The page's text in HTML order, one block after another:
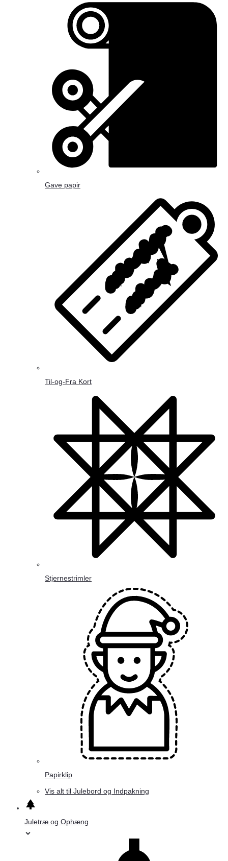
Gave papir
Til-og-Fra Kort
Stjernestrimler
Papirklip
Vis alt til Julebord og Indpakning
Juletræ og Ophæng